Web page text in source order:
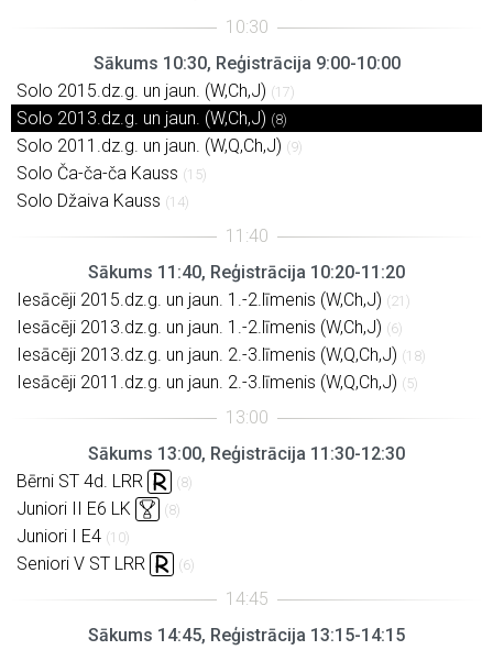
Sākums 10:30, Reģistrācija 9:00-10:00
Solo 2015.dz.g. un jaun. (W,Ch,J) (17)
Solo 2013.dz.g. un jaun. (W,Ch,J) (8)
Solo 2011.dz.g. un jaun. (W,Q,Ch,J) (9)
Solo Ča-ča-ča Kauss (15)
Solo Džaiva Kauss (14)
Sākums 11:40, Reģistrācija 10:20-11:20
Iesācēji 2015.dz.g. un jaun. 1.-2.līmenis (W,Ch,J) (21)
Iesācēji 2013.dz.g. un jaun. 1.-2.līmenis (W,Ch,J) (6)
Iesācēji 2013.dz.g. un jaun. 2.-3.līmenis (W,Q,Ch,J) (18)
Iesācēji 2011.dz.g. un jaun. 2.-3.līmenis (W,Q,Ch,J) (5)
Sākums 13:00, Reģistrācija 11:30-12:30
Bērni ST 4d. LRR
(8)
Juniori II E6 LK (8)
Juniori I E4 (10)
Seniori V ST LRR (6)
Sākums 14:45, Reģistrācija 13:15-14:15